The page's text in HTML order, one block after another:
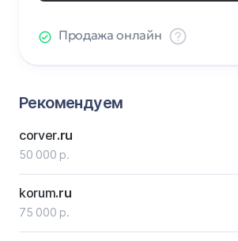
Продажа онлайн
Рекомендуем
corver.ru
50 000 р.
korum.ru
75 000 р.